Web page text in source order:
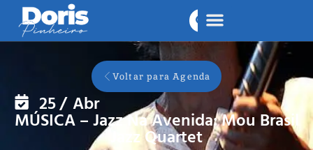
Voltar para Agenda
25/ Abr
MÚSICA – Jazz Na Avenida: Mou Brasil
Jazz Quartet